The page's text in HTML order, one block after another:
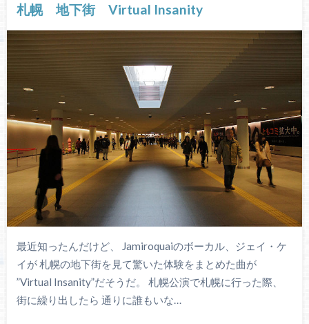
札幌 地下街 Virtual Insanity
最近知ったんだけど、 Jamiroquaiのボーカル、ジェイ・ケ
イが 札幌の地下街を見て驚いた体験をまとめた曲が
”Virtual Insanity”だそうだ。 札幌公演で札幌に行った際、
街に繰り出したら 通りに誰もいな…